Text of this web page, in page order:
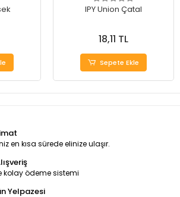
IPY Union Çatal
18,11 TL
Sepete Ekle
en kısa sürede elinize ulaşır.
kolay ödeme sistemi
Yelpazesi